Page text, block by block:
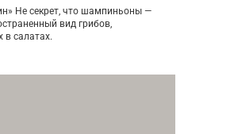
Не секрет, что шампиньоны —
вид грибов,
в салатах.